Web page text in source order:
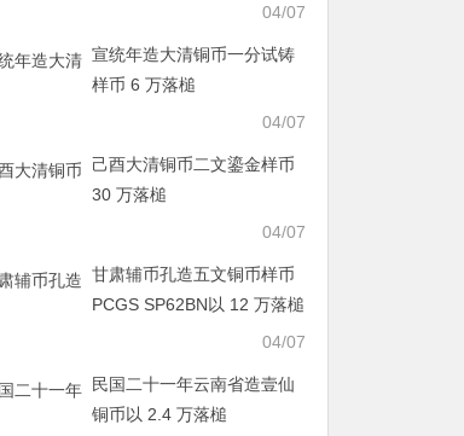
04/07
宣统年造大清铜币一分试铸
样币 6 万落槌
04/07
己酉大清铜币二文鎏金样币
30 万落槌
04/07
甘肃辅币孔造五文铜币样币
PCGS SP62BN以 12 万落槌
04/07
民国二十一年云南省造壹仙
铜币以 2.4 万落槌